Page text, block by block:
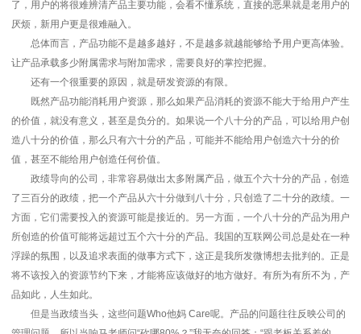
了，用户的将很难辨清产品主要功能，会看不懂系统，直接的恶果就是老用户的
厌烦，新用户更是很难融入。
总体而言，产品功能不是越多越好，不是越多就越能够给予用户更高体验。
让产品承载多少附属需求与附加需求，需要良好的掌控把握。
还有一个很重要的原因，就是研发资源的有限。
既然产品功能消耗用户资源，那么如果产品消耗的资源不能大于给用户产生
的价值，就没有意义，甚至是负分的。如果说一个八十分的产品，可以给用户创
造八十分的价值，那么只有六十分的产品，可能并不能给用户创造六十分的价
值，甚至不能给用户创造任何价值。
政绩导向的公司，非常容易做出太多附属产品，做五个六十分的产品，创造
了三百分的政绩，把一个产品从六十分做到八十分，只创造了二十分的政绩。一
方面，它们需要投入的资源可能是接近的。另一方面，一个八十分的产品为用户
所创造的价值可能将远超过五个六十分的产品。我国的互联网公司总是处在一种
浮躁的氛围，以及追求表面的做事方式下，这正是我所发微博想去批判的。正是
将不该投入的资源节约下来，才能将应该做好的地方做好。有所为有所不为，产
品如此，人生如此。
但是当政绩当头，这些问题Who他妈 Care呢。产品的问题往往反映公司的